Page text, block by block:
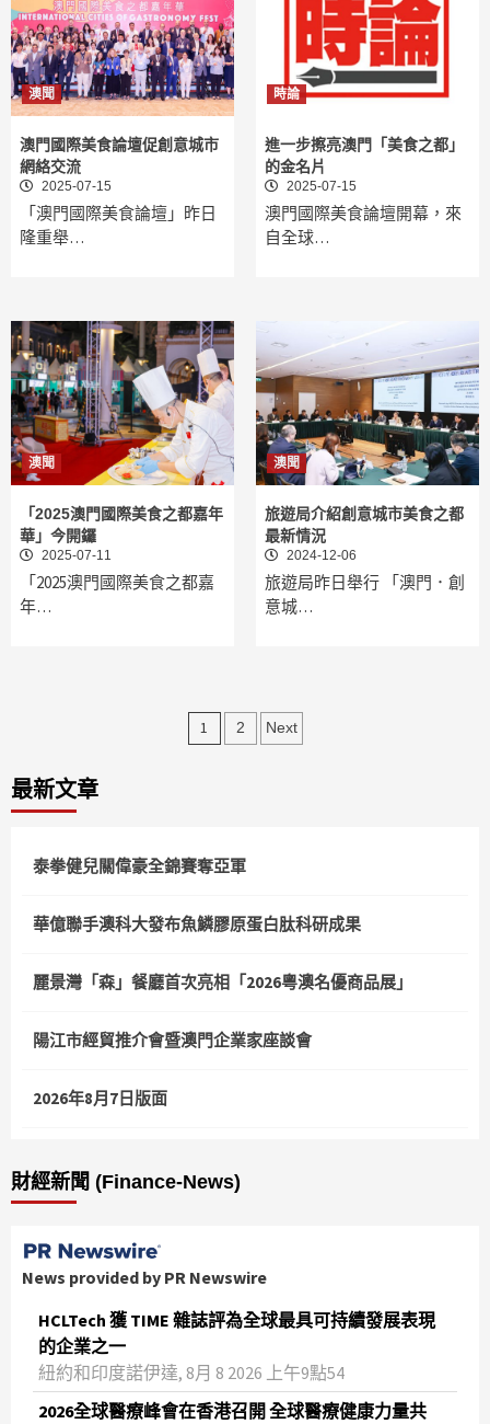
澳聞
澳門國際美食論壇促創意城市
網絡交流
2025-07-15
「澳門國際美食論壇」昨日
隆重舉…
時論
進一步擦亮澳門「美食之都」
的金名片
2025-07-15
澳門國際美食論壇開幕，來
自全球…
澳聞
「2025澳門國際美食之都嘉年
華」今開鑼
2025-07-11
「2025澳門國際美食之都嘉
年…
澳聞
旅遊局介紹創意城市美食之都
最新情況
2024-12-06
旅遊局昨日舉行 「澳門．創
意城…
文
1 2 Next
最新文章
泰拳健兒關偉豪全錦賽奪亞軍
華億聯手澳科大發布魚鱗膠原蛋白肽科研成果
麗景灣「森」餐廳首次亮相「2026粵澳名優商品展」
陽江市經貿推介會暨澳門企業家座談會
2026年8月7日版面
財經新聞 (Finance-News)
News provided by PR Newswire
HCLTech 獲 TIME 雜誌評為全球最具可持續發展表現
的企業之一
紐約和印度諾伊達, 8月 8 2026 上午9點54
2026全球醫療峰會在香港召開 全球醫療健康力量共